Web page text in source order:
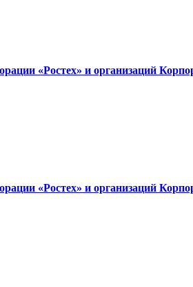
«Ростех» и организаций
«Ростех» и организаций